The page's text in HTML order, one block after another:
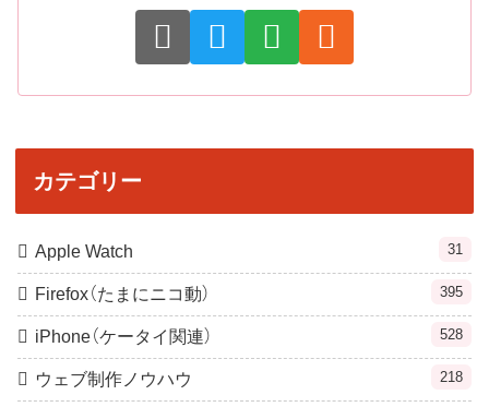
カテゴリー
Apple Watch 31
Firefox（たまにニコ動） 395
iPhone（ケータイ関連） 528
ウェブ制作ノウハウ 218